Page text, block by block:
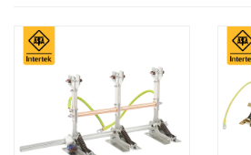
Der barê Me
Çareserî
Daxistin